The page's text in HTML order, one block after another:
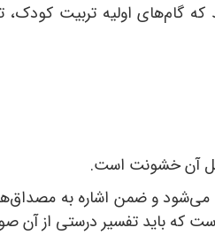
گام‌های اولیه‌ تربیت کودک،
آن خشونت است.
و ضمن اشاره به
که باید تفسیر درستی از آن